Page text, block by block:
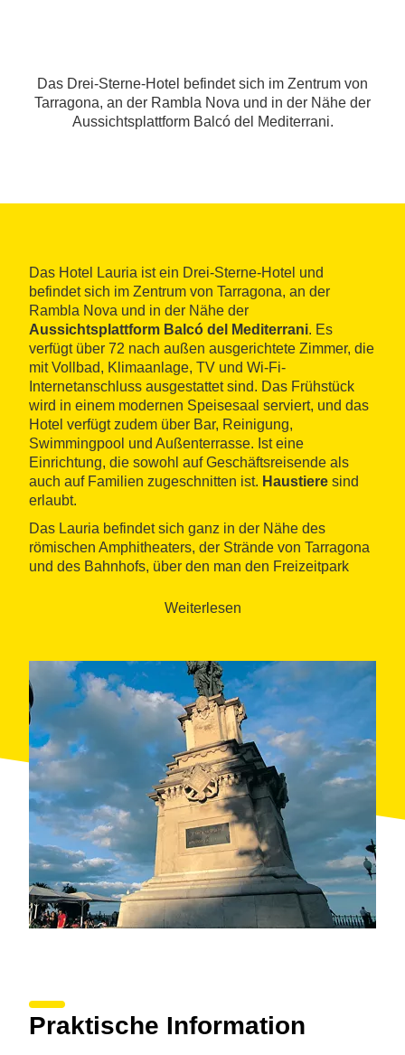
Das Drei-Sterne-Hotel befindet sich im Zentrum von
Tarragona, an der Rambla Nova und in der Nähe der
Aussichtsplattform Balcó del Mediterrani.
Das Hotel Lauria ist ein Drei-Sterne-Hotel und
befindet sich im Zentrum von Tarragona, an der
Rambla Nova und in der Nähe der
Aussichtsplattform Balcó del Mediterrani. Es
verfügt über 72 nach außen ausgerichtete Zimmer, die
mit Vollbad, Klimaanlage, TV und Wi-Fi-
Internetanschluss ausgestattet sind. Das Frühstück
wird in einem modernen Speisesaal serviert, und das
Hotel verfügt zudem über Bar, Reinigung,
Swimmingpool und Außenterrasse. Ist eine
Einrichtung, die sowohl auf Geschäftsreisende als
auch auf Familien zugeschnitten ist. Haustiere sind
erlaubt.
Das Lauria befindet sich ganz in der Nähe des
römischen Amphitheaters, der Strände von Tarragona
und des Bahnhofs, über den man den Freizeitpark
Weiterlesen
Praktische Information